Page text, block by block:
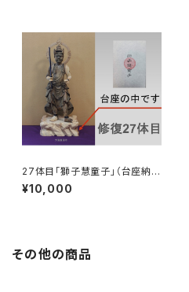
27体目「獅子慧童子」（台座納
入）
¥10,000
その他の商品